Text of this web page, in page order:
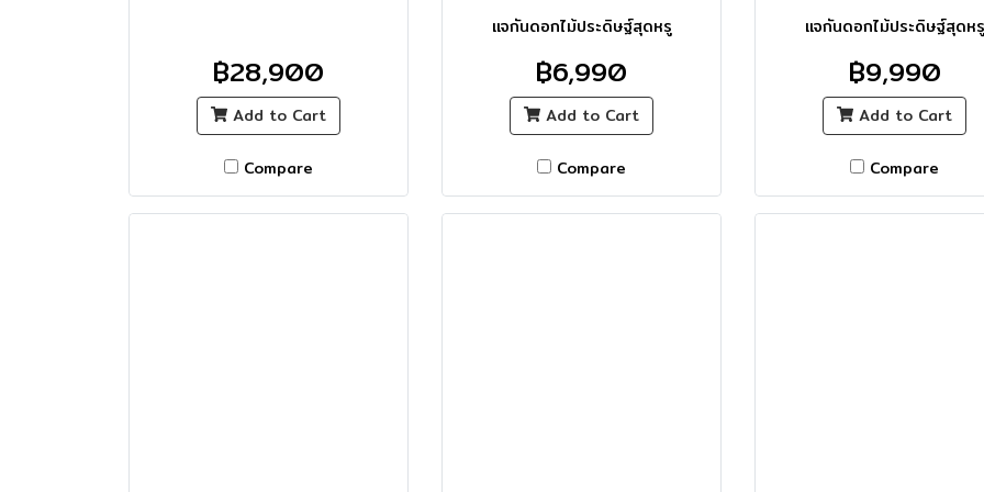
฿28,900
Add to Cart
Compare
แจกันดอกไม้ประดิษฐ์สุดหรู
฿6,990
Add to Cart
Compare
แจกันดอกไม้ประดิษฐ์สุดหรู
฿9,990
Add to Cart
Compare